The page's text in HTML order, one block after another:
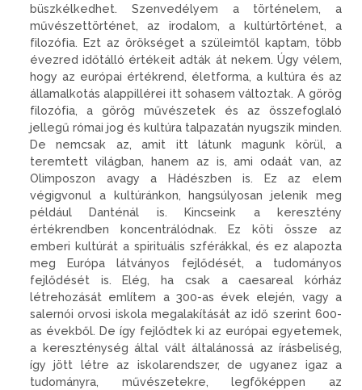
büszkélkedhet. Szenvedélyem a történelem, a
művészettörténet, az irodalom, a kultúrtörténet, a
filozófia. Ezt az örökséget a szüleimtől kaptam, több
évezred időtálló értékeit adták át nekem. Úgy vélem,
hogy az európai értékrend, életforma, a kultúra és az
államalkotás alappillérei itt sohasem változtak. A görög
filozófia, a görög művészetek és az összefoglaló
jellegű római jog és kultúra talpazatán nyugszik minden.
De nemcsak az, amit itt látunk magunk körül, a
teremtett világban, hanem az is, ami odaát van, az
Olimposzon avagy a Hádészben is. Ez az elem
végigvonul a kultúránkon, hangsúlyosan jelenik meg
például Danténál is. Kincseink a keresztény
értékrendben koncentrálódnak. Ez köti össze az
emberi kultúrát a spirituális szférákkal, és ez alapozta
meg Európa látványos fejlődését, a tudományos
fejlődését is. Elég, ha csak a caesareal kórház
létrehozását említem a 300-as évek elején, vagy a
salernói orvosi iskola megalakítását az idő szerint 600-
as évekből. De így fejlődtek ki az európai egyetemek,
a kereszténység által vált általánossá az írásbeliség,
így jött létre az iskolarendszer, de ugyanez igaz a
tudományra, művészetekre, legfőképpen az